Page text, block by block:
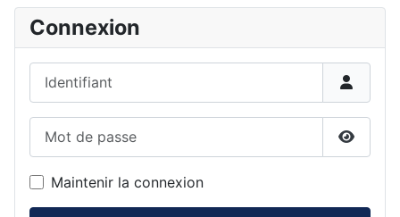
Connexion
Maintenir la connexion